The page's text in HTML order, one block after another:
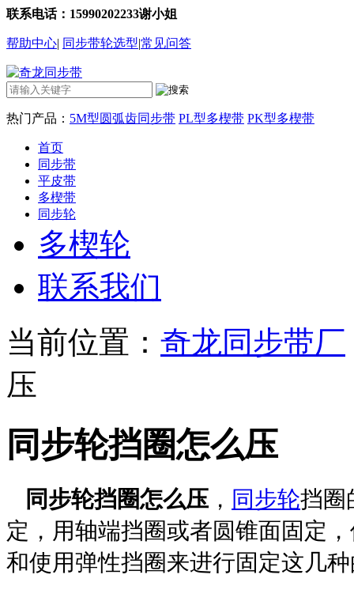
联系电话：15990202233谢小姐
帮助中心| 同步带轮选型|常见问答
热门产品： 5M型圆弧齿同步带 PL型多楔带 PK型多楔带
首页
同步带
平皮带
多楔带
同步轮
多楔轮
联系我们
当前位置： 奇龙同步带厂
压
同步轮挡圈怎么压
同步轮挡圈怎么压 ， 同步轮挡圈
定，用轴端挡圈或者圆锥面固定
和使用弹性挡圈来进行固定这几